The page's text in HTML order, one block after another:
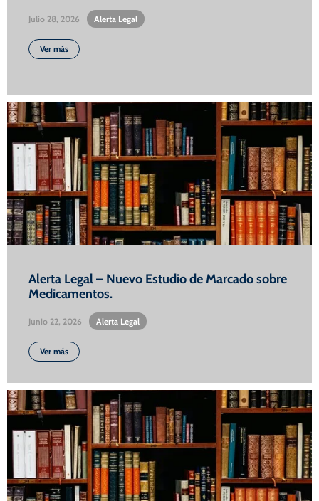
Julio 28, 2026 Alerta Legal
Ver más
Alerta Legal – Nuevo Estudio de Marcado sobre
Medicamentos.
Junio 22, 2026 Alerta Legal
Ver más